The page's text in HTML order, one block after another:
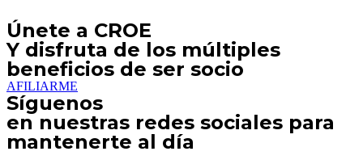
Únete a CROE
Y disfruta de los múltiples
beneficios de ser socio
AFILIARME
Síguenos
en nuestras redes sociales para
mantenerte al día